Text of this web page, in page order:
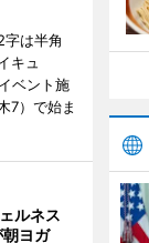
は半角
キュ
ベント施
7）で始ま
ルネス
ヨガ